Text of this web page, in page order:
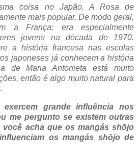
coisa no Japão, A Rosa de
mais popular. De modo geral,
a França; era especialmente
jovens na década de 1970.
a história francesa nas escolas
japoneses já conhecem a história
de Maria Antonieta está muito
então é algo muito natural para
grande influência nos
me pergunto se existem outras
você acha que os mangás shōjo
os mangás shōjo de